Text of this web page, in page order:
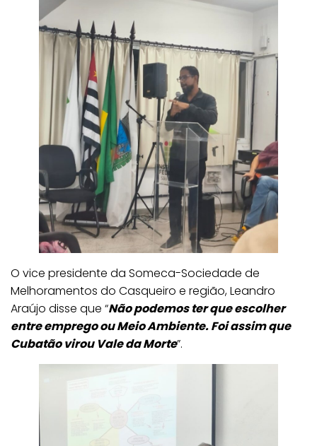
O vice presidente da Someca-Sociedade de
Melhoramentos do Casqueiro e região, Leandro
Araújo disse que “Não podemos ter que escolher
entre emprego ou Meio Ambiente. Foi assim que
Cubatão virou Vale da Morte”.